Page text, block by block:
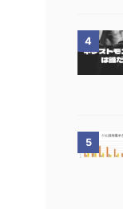
4
5